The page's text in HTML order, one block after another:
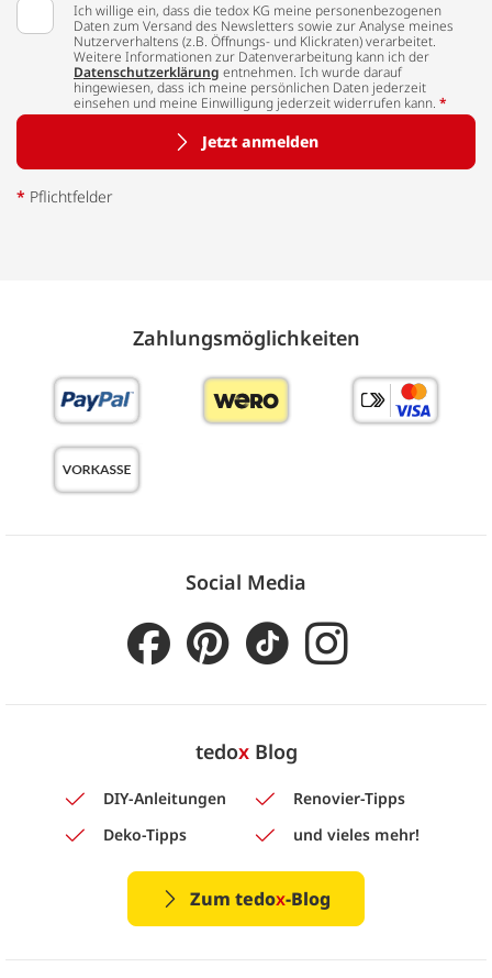
Ich willige ein, dass die tedox KG meine personenbezogenen
Daten zum Versand des Newsletters sowie zur Analyse meines
Nutzerverhaltens (z.B. Öffnungs- und Klickraten) verarbeitet.
Weitere Informationen zur Datenverarbeitung kann ich der
Datenschutzerklärung entnehmen. Ich wurde darauf
hingewiesen, dass ich meine persönlichen Daten jederzeit
einsehen und meine Einwilligung jederzeit widerrufen kann. *
Jetzt anmelden
* Pflichtfelder
Zahlungs­möglich­keiten
Social Media
tedoxBlog
DIY-Anleitungen
Renovier-Tipps
Deko-Tipps
und vieles mehr!
Zum tedox-Blog